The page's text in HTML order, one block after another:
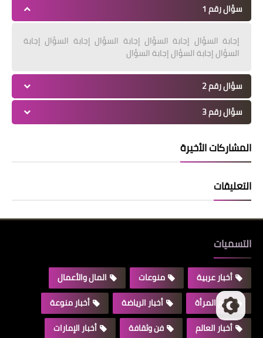
سؤال رقم 1
إجابة السؤال إجابة السؤال إجابة السؤال إجابة السؤال إجابة
السؤال إجابة السؤال إجابة السؤال
سؤال رقم 2
سؤال رقم 3
المشاركات الأخيرة
التعليقات
التسميات
أخبار عربية منوعات
المال والأعمال
عالم المرأة
أخبار الرياضة
أخبار منوعة
أخبار العالم
فن وثقافة أخبار الإمارات